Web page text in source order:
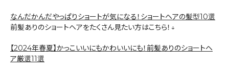
なんだかんだやっぱりショートが気になる！ショートヘアの髪型10選
前髪ありのショートヘアをたくさん見たい方はこちら！↓
【2024年春夏】かっこいいにもかわいいにも！前髪ありのショートヘ
ア厳選11選